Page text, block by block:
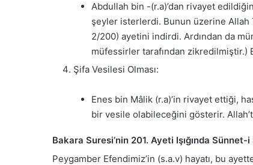
Abdullah bin -(r.a)’dan rivayet
şeyler isterlerdi. Bunun üzerine Allah
2/200) ayetini indirdi. Ardından da
müfessirler tarafından zikredilmiştir.)
Şifa Vesilesi Olması:
Enes bin Mâlik (r.a)’in rivayet ettiği,
bir vesile olabileceğini gösterir.
Bakara Suresi’nin 201. Ayeti Işığında Sünnet-
Peygamber Efendimiz’in (s.a.v) hayatı, bu